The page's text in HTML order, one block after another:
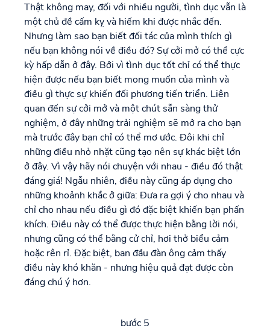
Thật không may, đối với nhiều người, tình dục vẫn là
một chủ đề cấm kỵ và hiếm khi được nhắc đến.
Nhưng làm sao bạn biết đối tác của mình thích gì
nếu bạn không nói về điều đó? Sự cởi mở có thể cực
kỳ hấp dẫn ở đây. Bởi vì tình dục tốt chỉ có thể thực
hiện được nếu bạn biết mong muốn của mình và
điều gì thực sự khiến đối phương tiến triển. Liên
quan đến sự cởi mở và một chút sẵn sàng thử
nghiệm, ở đây những trải nghiệm sẽ mở ra cho bạn
mà trước đây bạn chỉ có thể mơ ước. Đôi khi chỉ
những điều nhỏ nhặt cũng tạo nên sự khác biệt lớn
ở đây. Vì vậy hãy nói chuyện với nhau - điều đó thật
đáng giá! Ngẫu nhiên, điều này cũng áp dụng cho
những khoảnh khắc ở giữa: Đưa ra gợi ý cho nhau và
chỉ cho nhau nếu điều gì đó đặc biệt khiến bạn phấn
khích. Điều này có thể được thực hiện bằng lời nói,
nhưng cũng có thể bằng cử chỉ, hơi thở biểu cảm
hoặc rên rỉ. Đặc biệt, ban đầu đàn ông cảm thấy
điều này khó khăn - nhưng hiệu quả đạt được còn
đáng chú ý hơn.
bước 5